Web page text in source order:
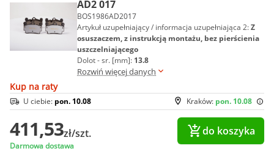
AD2 017
BOS1986AD2017
Artykuł uzupełniający / informacja uzupełniająca 2:Z
osuszaczem, z instrukcją montażu, bez pierścienia
uszczelniającego
Dolot - sr. [mm]: 13.8
Rozwiń więcej danych
Kup na raty
Kraków: pon. 10.08
U ciebie: pon. 10.08
411,53zł/szt.
Darmowa dostawa
do koszyka